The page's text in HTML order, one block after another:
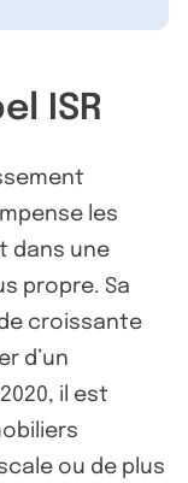
ISR
les
dans une
propre. Sa
croissante
d’un
il est
ou de plus